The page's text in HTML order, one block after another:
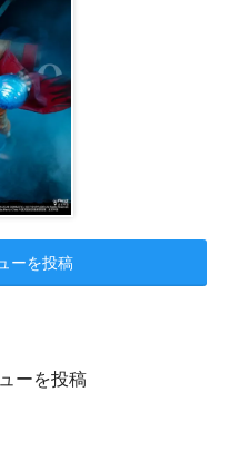
ーを投稿
ーを投稿